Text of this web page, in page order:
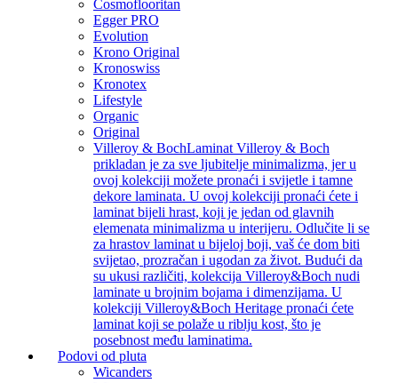
Cosmoflooritan
Egger PRO
Evolution
Krono Original
Kronoswiss
Kronotex
Lifestyle
Organic
Original
Villeroy & BochLaminat Villeroy & Boch
prikladan je za sve ljubitelje minimalizma, jer u
ovoj kolekciji možete pronaći i svijetle i tamne
dekore laminata. U ovoj kolekciji pronaći ćete i
laminat bijeli hrast, koji je jedan od glavnih
elemenata minimalizma u interijeru. Odlučite li se
za hrastov laminat u bijeloj boji, vaš će dom biti
svijetao, prozračan i ugodan za život. Budući da
su ukusi različiti, kolekcija Villeroy&Boch nudi
laminate u brojnim bojama i dimenzijama. U
kolekciji Villeroy&Boch Heritage pronaći ćete
laminat koji se polaže u riblju kost, što je
posebnost među laminatima.
Podovi od pluta
Wicanders